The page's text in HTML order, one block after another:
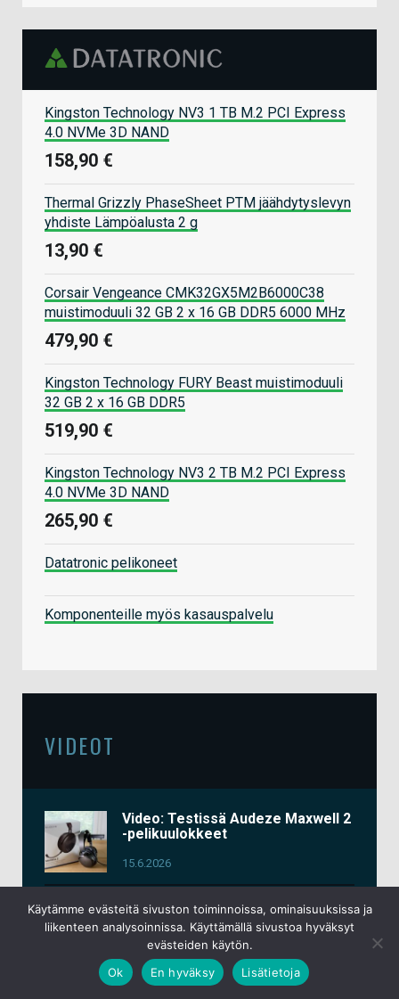
Kingston Technology NV3 1 TB M.2 PCI Express
4.0 NVMe 3D NAND
158,90 €
Thermal Grizzly PhaseSheet PTM jäähdytyslevyn
yhdiste Lämpöalusta 2 g
13,90 €
Corsair Vengeance CMK32GX5M2B6000C38
muistimoduuli 32 GB 2 x 16 GB DDR5 6000 MHz
479,90 €
Kingston Technology FURY Beast muistimoduuli
32 GB 2 x 16 GB DDR5
519,90 €
Kingston Technology NV3 2 TB M.2 PCI Express
4.0 NVMe 3D NAND
265,90 €
Datatronic pelikoneet
Komponenteille myös kasauspalvelu
VIDEOT
Video: Testissä Audeze Maxwell 2
-pelikuulokkeet
15.6.2026
Video: io-techin
messuosastoraportit Computex
2026 -tapahtumasta
3.6.2026
Käytämme evästeitä sivuston toiminnoissa, ominaisuuksissa ja
liikenteen analysoinnissa. Käyttämällä sivustoa hyväksyt
evästeiden käytön.
Ok
En hyväksy Lisätietoja